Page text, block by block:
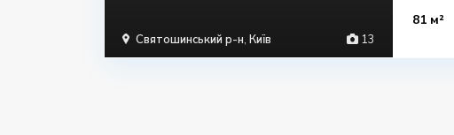
13
Святошинський р-н, Київ
81 м²